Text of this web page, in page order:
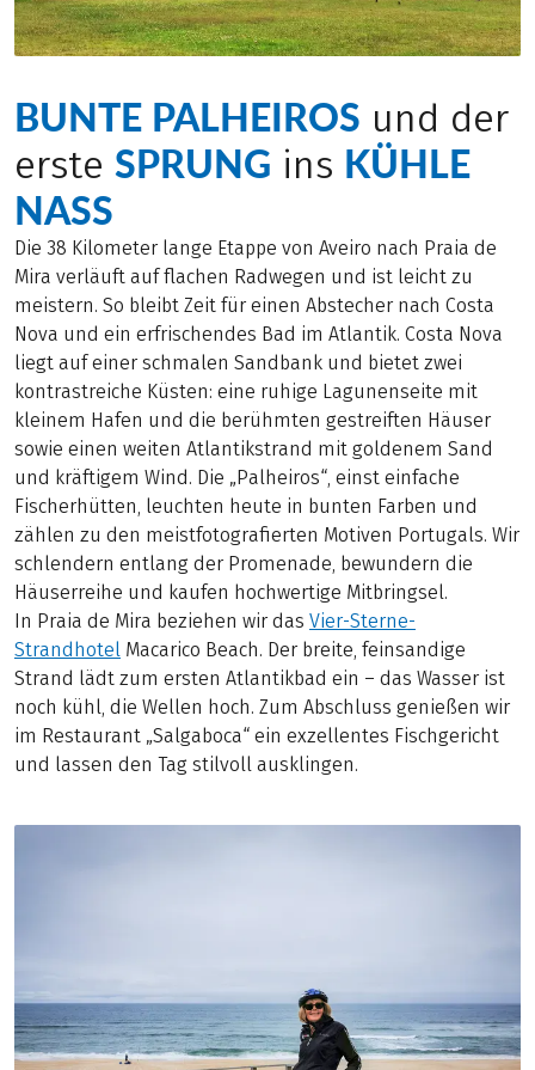
BUNTE PALHEIROS und der
erste SPRUNG ins KÜHLE
NASS
Die 38 Kilometer lange Etappe von Aveiro nach Praia de
Mira verläuft auf flachen Radwegen und ist leicht zu
meistern. So bleibt Zeit für einen Abstecher nach Costa
Nova und ein erfrischendes Bad im Atlantik. Costa Nova
liegt auf einer schmalen Sandbank und bietet zwei
kontrastreiche Küsten: eine ruhige Lagunenseite mit
kleinem Hafen und die berühmten gestreiften Häuser
sowie einen weiten Atlantikstrand mit goldenem Sand
und kräftigem Wind. Die „Palheiros“, einst einfache
Fischerhütten, leuchten heute in bunten Farben und
zählen zu den meistfotografierten Motiven Portugals. Wir
schlendern entlang der Promenade, bewundern die
Häuserreihe und kaufen hochwertige Mitbringsel.
In Praia de Mira beziehen wir das Vier-Sterne-
Strandhotel Macarico Beach. Der breite, feinsandige
Strand lädt zum ersten Atlantikbad ein – das Wasser ist
noch kühl, die Wellen hoch. Zum Abschluss genießen wir
im Restaurant „Salgaboca“ ein exzellentes Fischgericht
und lassen den Tag stilvoll ausklingen.